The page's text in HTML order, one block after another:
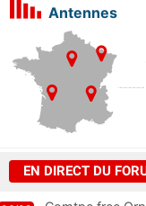
Antennes
EN DIRECT DU